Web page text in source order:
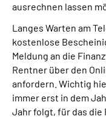
ausrechnen lassen
Langes Warten am
kostenlose
Meldung an die
Rentner über den
anfordern. Wichtig
immer erst in dem
Jahr folgt, für das die